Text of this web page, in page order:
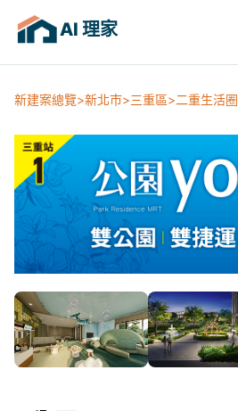
AI 理家
新建案總覽 新北市 三重區 二重生活圈